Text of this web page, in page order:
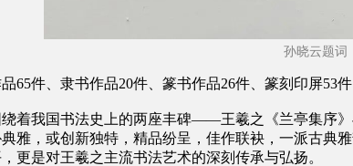
孙晓云题词
65件、隶书作品20件、篆书作品26件、篆刻印屏53
着我国书法史上的两座丰碑——王羲之《兰亭集序
雅，或创新独特，精品纷呈，佳作联袂，一派古
更是对王羲之主流书法艺术的深刻传承与弘扬。